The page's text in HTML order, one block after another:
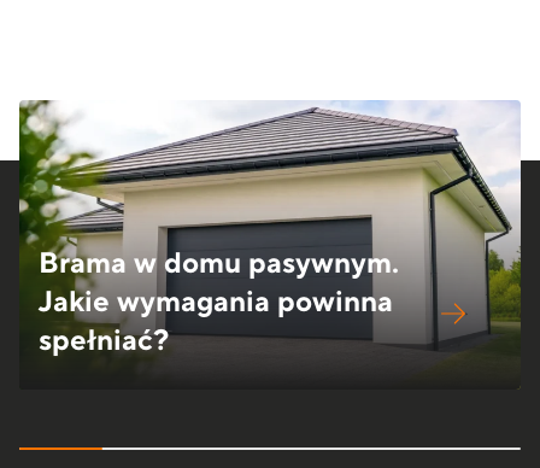
Brama w domu pasywnym.
Jakie wymagania powinna
spełniać?